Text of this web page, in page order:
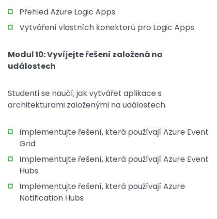
Přehled Azure Logic Apps
Vytváření vlastních konektorů pro Logic Apps
Modul 10: Vyvíjejte řešení založená na
událostech
Studenti se naučí, jak vytvářet aplikace s
architekturami založenými na událostech.
Implementujte řešení, která používají Azure Event
Grid
Implementujte řešení, která používají Azure Event
Hubs
Implementujte řešení, která používají Azure
Notification Hubs